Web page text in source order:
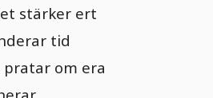
stärker ert
tid
om era